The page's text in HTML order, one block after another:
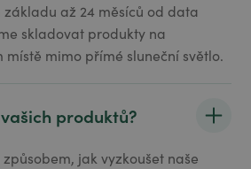
až 24 měsíců od data
skladovat produkty na
místě mimo přímé sluneční světlo.
produktů?
jak vyzkoušet naše